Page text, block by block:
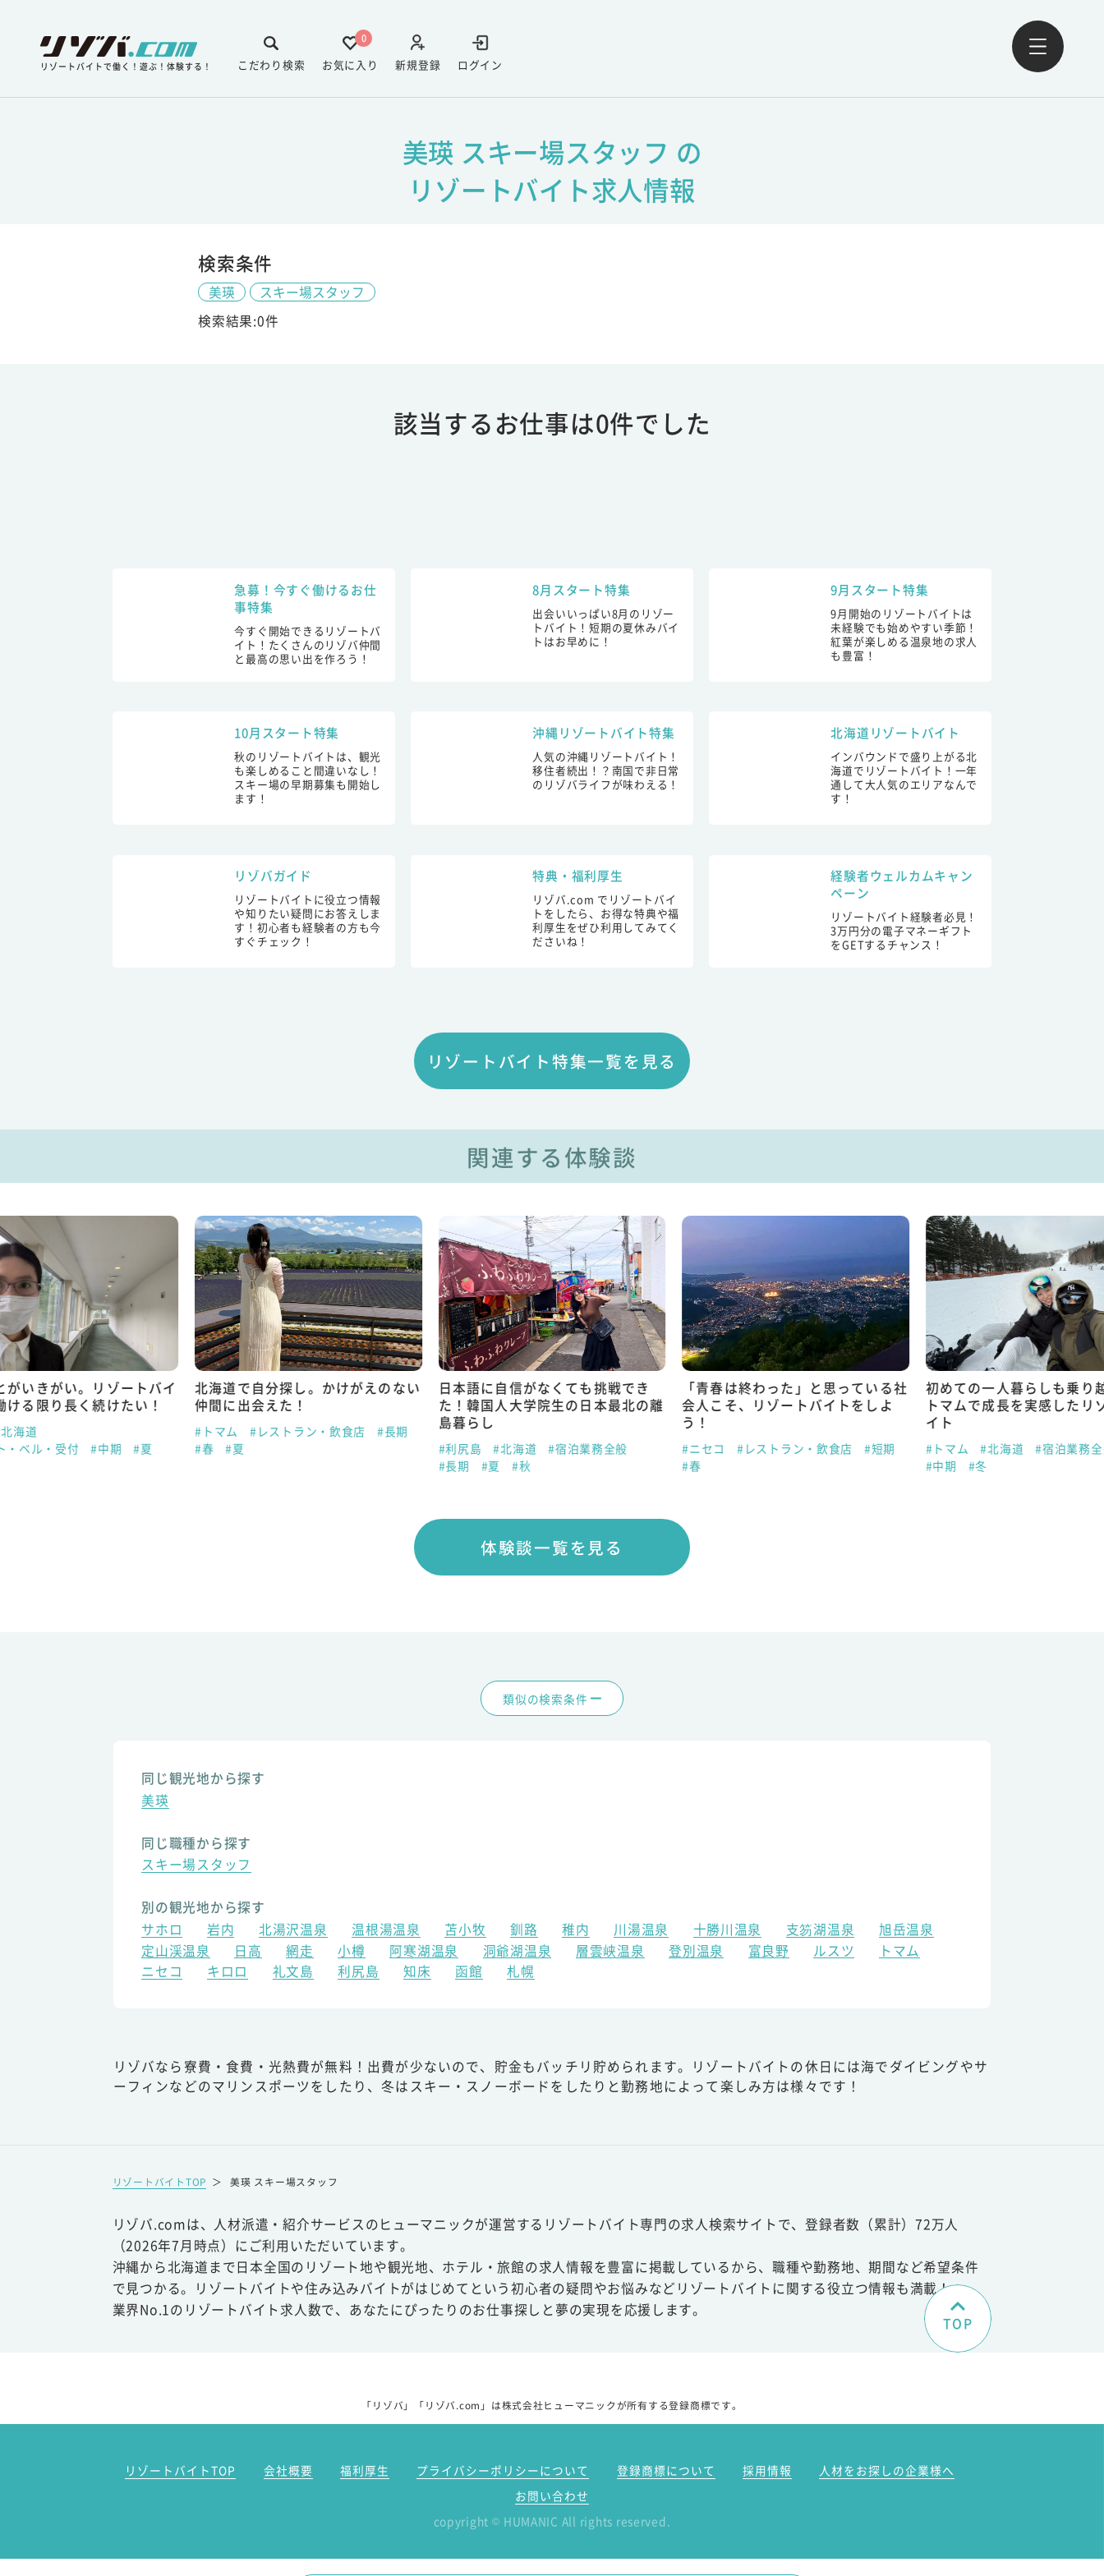
リゾートバイトで働く！遊ぶ！体験する！ ログイン
新規登録
0
お気に入り
こだわり検索
美瑛 スキー場スタッフ の
リゾートバイト求人情報
検索条件
美瑛
スキー場スタッフ
検索結果:0件
該当するお仕事は0件でした
急募！今すぐ働けるお仕
事特集
今すぐ開始できるリゾートバ
イト！たくさんのリゾバ仲間
と最高の思い出を作ろう！
8月スタート特集
出会いいっぱい8月のリゾー
トバイト！短期の夏休みバイ
トはお早めに！
9月スタート特集
9月開始のリゾートバイトは
未経験でも始めやすい季節！
紅葉が楽しめる温泉地の求人
も豊富！
10月スタート特集
秋のリゾートバイトは、観光
も楽しめること間違いなし！
スキー場の早期募集も開始し
ます！
沖縄リゾートバイト特集
人気の沖縄リゾートバイト！
移住者続出！？南国で非日常
のリゾバライフが味わえる！
北海道リゾートバイト
インバウンドで盛り上がる北
海道でリゾートバイト！一年
通して大人気のエリアなんで
す！
リゾバガイド
リゾートバイトに役立つ情報
や知りたい疑問にお答えしま
す！初心者も経験者の方も今
すぐチェック！
特典・福利厚生
リゾバ.com でリゾートバイ
トをしたら、お得な特典や福
利厚生をぜひ利用してみてく
ださいね！
経験者ウェルカムキャン
ペーン
リゾートバイト経験者必見！
3万円分の電子マネーギフト
をGETするチャンス！
リゾートバイト特集一覧を見る
関連する体験談
がいきがい。リゾートバイ
ける限り長く続けたい！
海道
・ベル・受付
#中期 #夏
北海道で自分探し。かけがえのない
仲間に出会えた！
#トマム #レストラン・飲食店
#長期
#春
#夏
日本語に自信がなくても挑戦でき
た！韓国人大学院生の日本最北の離
島暮らし
#利尻島 #北海道
#宿泊業務全般
#長期
#夏 #秋
「青春は終わった」と思っている社
会人こそ、リゾートバイトをしよ
う！
#ニセコ #レストラン・飲食店
#短期
#春
初めての一人暮らしも乗り
トマムで成長を実感したリ
イト
#トマム #北海道
#宿泊業務
#中期
#冬
体験談一覧を見る
類似の検索条件
同じ観光地から探す
美瑛
同じ職種から探す
スキー場スタッフ
別の観光地から探す
サホロ
岩内 北湯沢温泉 温根湯温泉 苫小牧 釧路 稚内 川湯温泉 十勝川温泉 支笏湖温泉
旭岳温泉
定山渓温泉
日高 網走 小樽 阿寒湖温泉 洞爺湖温泉 層雲峡温泉 登別温泉 富良野 ルスツ
トマム
ニセコ
キロロ 礼文島 利尻島 知床 函館 札幌
リゾバなら寮費・食費・光熱費が無料！出費が少ないので、貯金もバッチリ貯められます。リゾートバイトの休日には海でダイビングやサ
ーフィンなどのマリンスポーツをしたり、冬はスキー・スノーボードをしたりと勤務地によって楽しみ方は様々です！
リゾートバイトTOP ＞ 美瑛 スキー場スタッフ
リゾバ.comは、人材派遣・紹介サービスのヒューマニックが運営するリゾートバイト専門の求人検索サイトで、登録者数（累計）72万人
（2026年7月時点）にご利用いただいています。
沖縄から北海道まで日本全国のリゾート地や観光地、ホテル・旅館の求人情報を豊富に掲載しているから、職種や勤務地、期間など希望条件
で見つかる。リゾートバイトや住み込みバイトがはじめてという初心者の疑問やお悩みなどリゾートバイトに関する役立つ情報も満載！
業界No.1のリゾートバイト求人数で、あなたにぴったりのお仕事探しと夢の実現を応援します。
TOP
「リゾバ」「リゾバ.com」は株式会社ヒューマニックが所有する登録商標です。
リゾートバイトTOP 会社概要 福利厚生 プライバシーポリシーについて 登録商標について 採用情報
人材をお探しの企業様へ
お問い合わせ
copyright © HUMANIC All rights reserved.